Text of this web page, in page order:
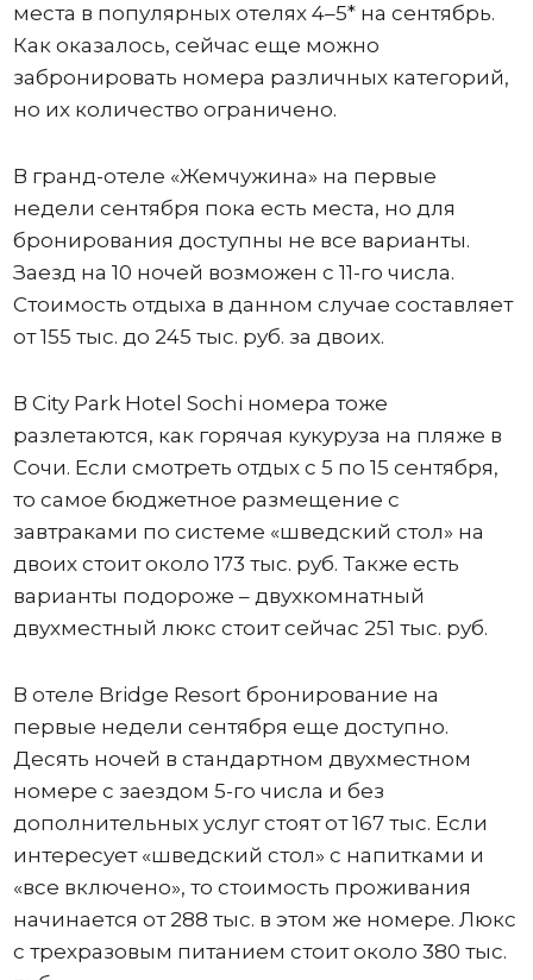
места в популярных отелях 4–5* на сентябрь.
Как оказалось, сейчас еще можно
забронировать номера различных категорий,
но их количество ограничено.
В гранд-отеле «Жемчужина» на первые
недели сентября пока есть места, но для
бронирования доступны не все варианты.
Заезд на 10 ночей возможен с 11-го числа.
Стоимость отдыха в данном случае составляет
от 155 тыс. до 245 тыс. руб. за двоих.
В City Park Hotel Sochi номера тоже
разлетаются, как горячая кукуруза на пляже в
Сочи. Если смотреть отдых с 5 по 15 сентября,
то самое бюджетное размещение с
завтраками по системе «шведский стол» на
двоих стоит около 173 тыс. руб. Также есть
варианты подороже – двухкомнатный
двухместный люкс стоит сейчас 251 тыс. руб.
В отеле Bridge Resort бронирование на
первые недели сентября еще доступно.
Десять ночей в стандартном двухместном
номере с заездом 5-го числа и без
дополнительных услуг стоят от 167 тыс. Если
интересует «шведский стол» с напитками и
«все включено», то стоимость проживания
начинается от 288 тыс. в этом же номере. Люкс
с трехразовым питанием стоит около 380 тыс.